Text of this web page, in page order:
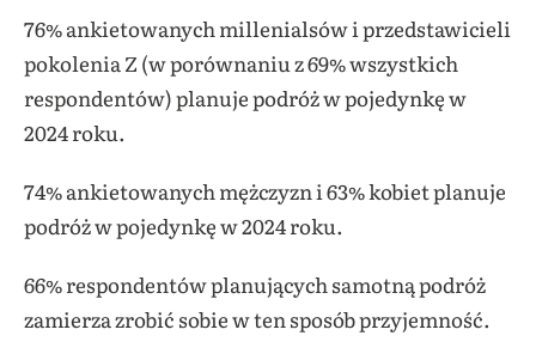
76% ankietowanych millenialsów i przedstawicieli
pokolenia Z (w porównaniu z 69% wszystkich
respondentów) planuje podróż w pojedynkę w
2024 roku.
74% ankietowanych mężczyzn i 63% kobiet planuje
podróż w pojedynkę w 2024 roku.
66% respondentów planujących samotną podróż
zamierza zrobić sobie w ten sposób przyjemność.